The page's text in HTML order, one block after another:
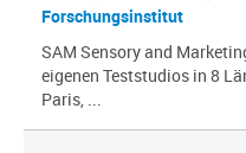
Forschungsinstitut
SAM Sensory and
eigenen Teststudios in 8
Paris, ...